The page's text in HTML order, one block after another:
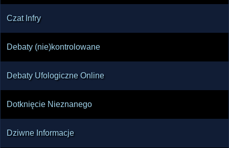
Czat Infry
Debaty (nie)kontrolowane
Debaty Ufologiczne Online
Dotknięcie Nieznanego
Dziwne Informacje